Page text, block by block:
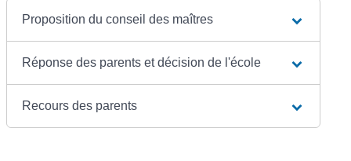
Proposition du conseil des maîtres
Réponse des parents et décision de l'école
Recours des parents